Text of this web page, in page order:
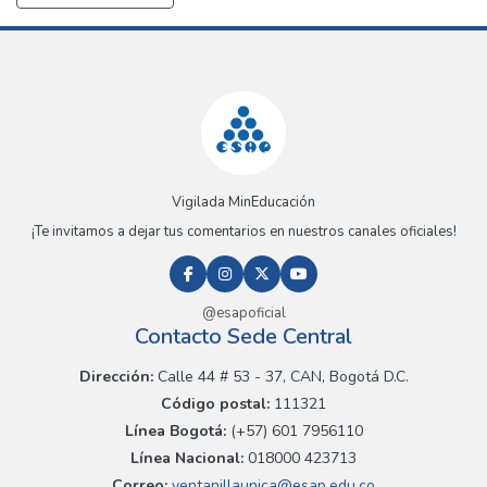
Vigilada MinEducación
¡Te invitamos a dejar tus comentarios en nuestros canales oficiales!
@esapoficial
Contacto Sede Central
Dirección:Calle 44 # 53 - 37, CAN, Bogotá D.C.
Código postal: 111321
Línea Bogotá:(+57) 601 7956110
Línea Nacional: 018000 423713